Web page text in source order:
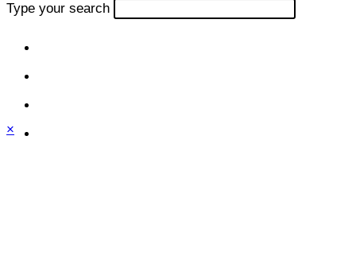
Type your search
×